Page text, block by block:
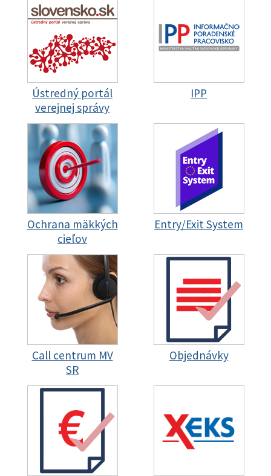
Ústredný portál
verejnej správy
IPP
Ochrana mäkkých
cieľov
Entry/Exit System
Call centrum MV
SR
Objednávky